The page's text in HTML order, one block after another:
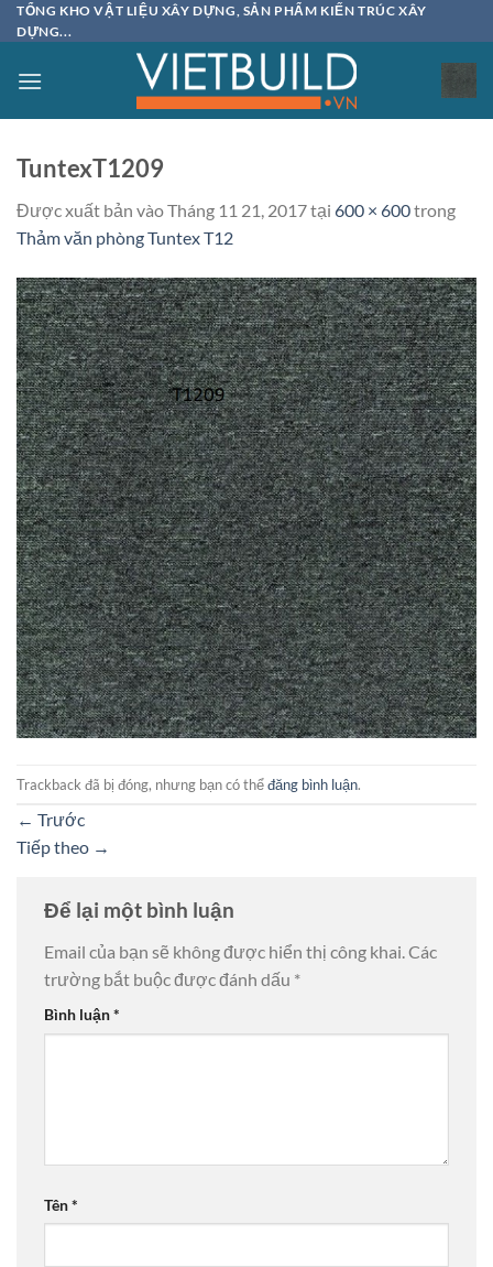
Bỏ
qua
dung
TỔNG KHO VẬT LIỆU XÂY DỰNG, SẢN PHẨM KIẾN TRÚC XÂY
DỰNG...
TuntexT1209
Được xuất bản vàoTháng 11 21, 2017tại 600 × 600trong
Thảm văn phòng Tuntex T12
Trackback đã bị đóng, nhưng bạn có thểđăng bình luận.
← Trước
Tiếp theo →
Để lại một bình luận
Email của bạn sẽ không được hiển thị công khai.Các
trường bắt buộc được đánh dấu *
Bình luận*
Tên*